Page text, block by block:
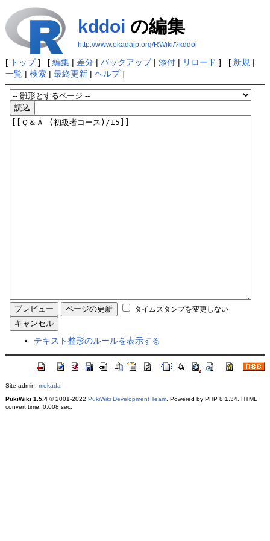
kddoi の編集
http://www.okadajp.org/RWiki/?kddoi
[ トップ] [ 編集| 差分| バックアップ| 添付| リロード ] [ 新規 |
一覧| 検索| 最終更新| ヘルプ]
タイムスタンプを変更しない
テキスト整形のルールを表示する
Site admin: mokada
PukiWiki 1.5.4© 2001-2022 PukiWiki Development Team. Powered by PHP 8.1.34. HTML
convert time: 0.008 sec.